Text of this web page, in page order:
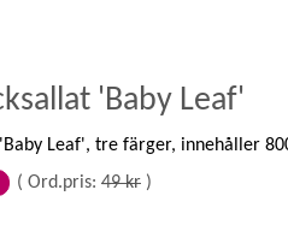
'Baby Leaf'
Leaf', tre färger, innehåller
( Ord.pris: 49 kr )